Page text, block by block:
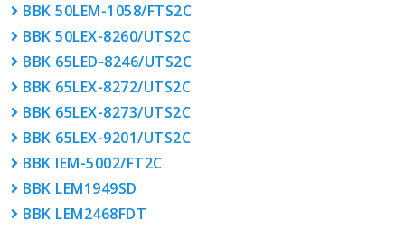
BBK 50LEM-1058/FTS2C
BBK 50LEX-8260/UTS2C
BBK 65LED-8246/UTS2C
BBK 65LEX-8272/UTS2C
BBK 65LEX-8273/UTS2C
BBK 65LEX-9201/UTS2C
BBK lEM-5002/FT2C
BBK LEM1949SD
BBK LEM2468FDT